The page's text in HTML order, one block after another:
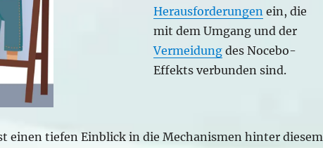
Herausforderungen ein, die
mit dem Umgang und der
Vermeidung des Nocebo-
Effekts verbunden sind.
einen tiefen Einblick in die Mechanismen hinter diesem